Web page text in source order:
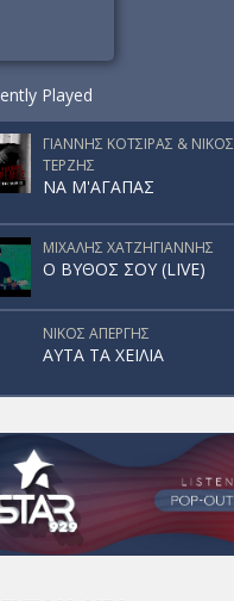
Played
ΓΙΑΝΝΗΣ ΚΟΤΣΙΡΑΣ & ΝΙΚΟΣ
ΤΕΡΖΗΣ
ΝΑ Μ'ΑΓΑΠΑΣ
ΜΙΧΑΛΗΣ ΧΑΤΖΗΓΙΑΝΝΗΣ
Ο ΒΥΘΟΣ ΣΟΥ (LIVE)
ΝΙΚΟΣ ΑΠΕΡΓΗΣ
ΑΥΤΑ ΤΑ ΧΕΙΛΙΑ